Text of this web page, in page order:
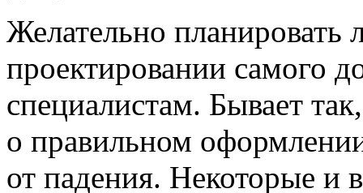
Желательно планировать
проектировании самого
специалистам. Бывает
о правильном
от падения. Некоторые и